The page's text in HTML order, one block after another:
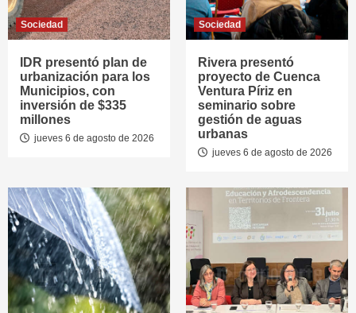
Sociedad
IDR presentó plan de
urbanización para los
Municipios, con
inversión de $335
millones
jueves 6 de agosto de 2026
Sociedad
Rivera presentó
proyecto de Cuenca
Ventura Píriz en
seminario sobre
gestión de aguas
urbanas
jueves 6 de agosto de 2026